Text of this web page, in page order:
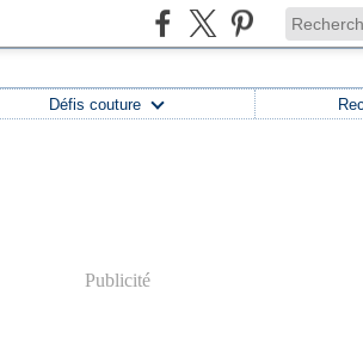
Défis couture
Publicité